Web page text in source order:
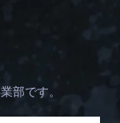
部です。